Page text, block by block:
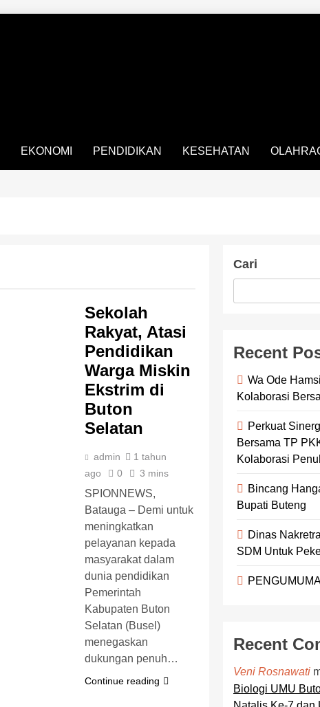
EKONOMI PENDIDIKAN KESEHATAN
Sekolah
Rakyat, Atasi
Pendidikan
Warga Miskin
Ekstrim di
Buton
Selatan
admin
1 tahun
ago
0 3 mins
SPIONNEWS,
Batauga – Demi untuk
meningkatkan
pelayanan kepada
masyarakat dalam
dunia pendidikan
Pemerintah
Kabupaten Buton
Selatan (Busel)
menegaskan
dukungan penuh…
Continue reading
Cari
Recent
Wa Ode
Kolaborasi
Perkuat
Bersama TP
Kolaborasi
Bincang
Bupati Buteng
Dinas
SDM Untuk
Recent
Veni Rosnawati
Biologi UMU